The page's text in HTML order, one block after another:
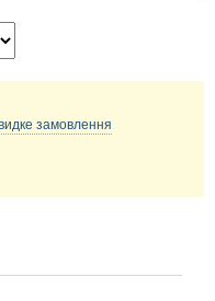
замовлення